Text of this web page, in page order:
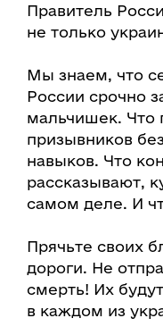
Правитель
не только
Мы знаем, что
России срочно
мальчишек. Что
призывников
навыков. Что
рассказывают,
самом деле. И
Прячьте своих
дороги. Не
смерть! Их
в каждом из